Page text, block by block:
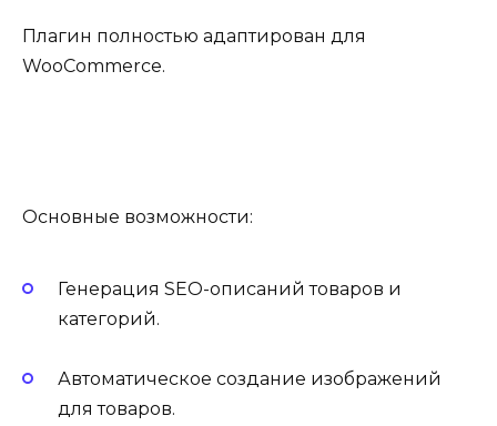
Плагин полностью адаптирован для
WooCommerce.
Основные возможности:
Генерация SEO-описаний товаров и
категорий.
Автоматическое создание изображений
для товаров.